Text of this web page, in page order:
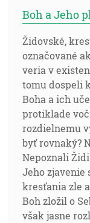
Boh a Jeho
Židovské,
označované
veria v
tomu dospeli
Boha a ich
protiklade
rozdielnemu
byť rovnaký?
Nepoznali
Jeho zjavenie
kresťania zle
Boh zložil o
však jasne